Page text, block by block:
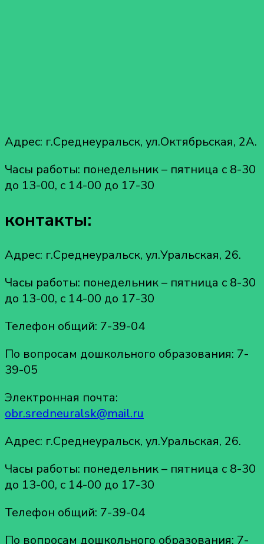
Адрес: г.Среднеуральск, ул.Октябрьская, 2А.
Часы работы: понедельник – пятница с 8-30
до 13-00, с 14-00 до 17-30
контакты:
Адрес: г.Среднеуральск, ул.Уральская, 26.
Часы работы: понедельник – пятница с 8-30
до 13-00, с 14-00 до 17-30
Телефон общий: 7-39-04
По вопросам дошкольного образования: 7-
39-05
Электронная почта:
obr.sredneuralsk@mail.ru
Адрес: г.Среднеуральск, ул.Уральская, 26.
Часы работы: понедельник – пятница с 8-30
до 13-00, с 14-00 до 17-30
Телефон общий: 7-39-04
По вопросам дошкольного образования: 7-